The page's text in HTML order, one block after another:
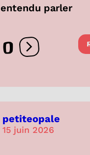
parler
0 Ouvrir les
petiteopale
15 juin 2026